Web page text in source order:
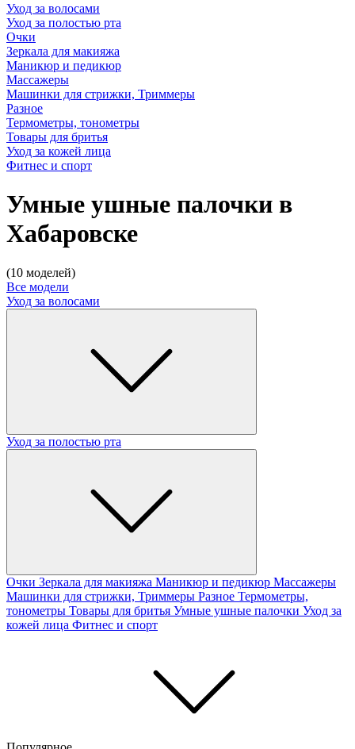
Уход за волосами
Уход за полостью рта
Очки
Зеркала для макияжа
Маникюр и педикюр
Массажеры
Машинки для стрижки, Триммеры
Разное
Термометры, тонометры
Товары для бритья
Уход за кожей лица
Фитнес и спорт
Умные ушные палочки в
Хабаровске
(10 моделей)
Все модели
Уход за волосами
Уход за полостью рта
Очки Зеркала для макияжа Маникюр и педикюр Массажеры
Машинки для стрижки, Триммеры Разное Термометры,
тонометры Товары для бритья Умные ушные палочки Уход за
кожей лица Фитнес и спорт